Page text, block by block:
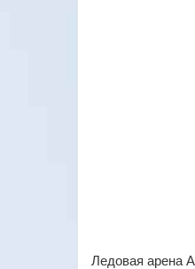
Ледовая арена